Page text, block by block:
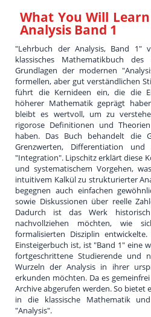
What You Will
Analysis Band 1
"Lehrbuch der Analysis, Band 1"
klassisches Mathematikbuch
Grundlagen der modernen
formellen, aber gut verständlichen
führt die Kernideen ein, die die
höherer Mathematik geprägt
bleibt es wertvoll, um zu
rigorose Definitionen und
haben. Das Buch behandelt die
Grenzwerten, Differentiation
"Integration". Lipschitz erklärt diese
und systematischem Vorgehen,
intuitivem Kalkül zu strukturierter
begegnen auch einfachen
sowie Diskussionen über reelle
Dadurch ist das Werk
nachvollziehen möchten, wie
formalisierten Disziplin
Einsteigerbuch ist, ist "Band 1" eine
fortgeschrittene Studierende und
Wurzeln der Analysis in ihrer
erkunden möchten. Da es
Archive abgerufen werden. So bietet
in die klassische Mathematik
"Analysis".